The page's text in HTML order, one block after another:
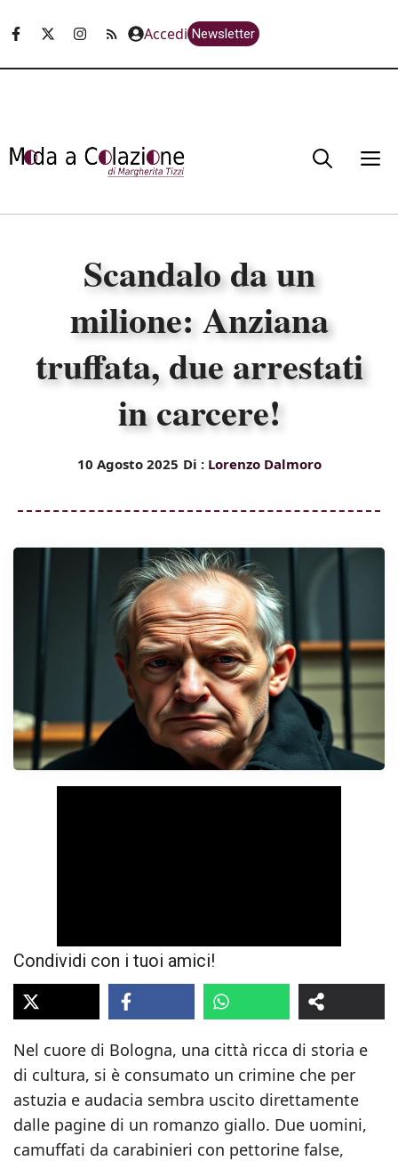
Accedi Newsletter
Scandalo da un
milione: Anziana
truffata, due arrestati
in carcere!
10 Agosto 2025 Di : Lorenzo Dalmoro
Condividi con i tuoi amici!
Nel cuore di Bologna, una città ricca di storia e
di cultura, si è consumato un crimine che per
astuzia e audacia sembra uscito direttamente
dalle pagine di un romanzo giallo. Due uomini,
camuffati da carabinieri con pettorine false,